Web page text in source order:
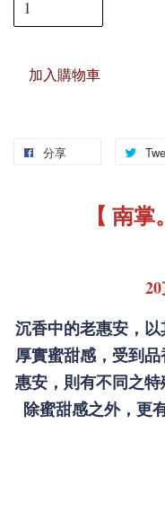
加入購物車
分享
【 南
沉香中的老惠安，
厚實蜜甜感，受到
惠安，則有不同之
除蜜甜感之外，更